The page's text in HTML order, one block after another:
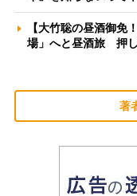
【大竹聡の昼酒御免
場」へと昼酒旅 押
著